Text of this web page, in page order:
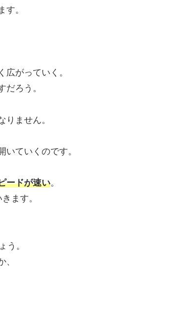
。
がっていく。
ろう。
ません。
ていくのです。
ードが速い。
ます。
う。
、